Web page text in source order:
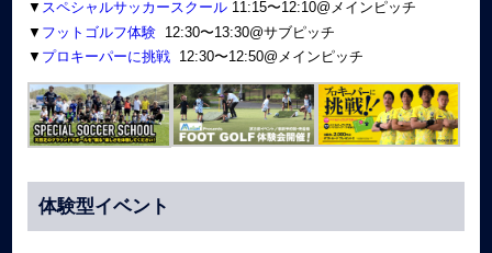
▼ スペシャルサッカースクール11:15〜12:10@メインピッチ
▼ フットゴルフ体験 12:30〜13:30@サブピッチ
▼ プロキーパーに挑戦12:30〜12:50@メインピッチ
体験型イベント